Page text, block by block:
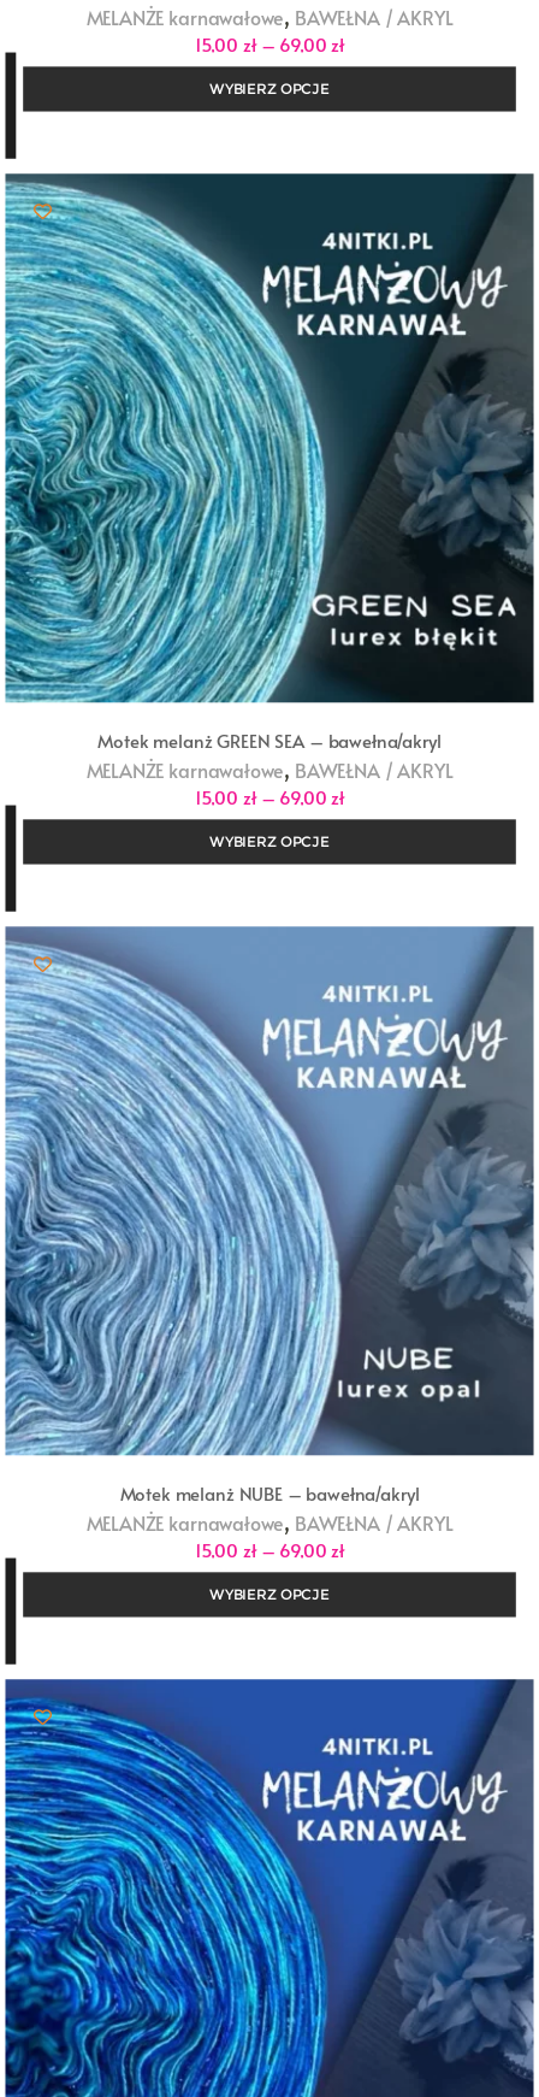
MELANŻE karnawałowe, BAWEŁNA / AKRYL
15,00 zł – 69,00 złZakres
do
WYBIERZ OPCJE
Motek melanż GREEN SEA – bawełna/akryl
MELANŻE karnawałowe, BAWEŁNA / AKRYL
15,00 zł – 69,00 złZakres
cen:
do
WYBIERZ OPCJE
Motek melanż NUBE – bawełna/akryl
MELANŻE karnawałowe, BAWEŁNA / AKRYL
15,00 zł – 69,00 złZakres
cen:
do
WYBIERZ OPCJE